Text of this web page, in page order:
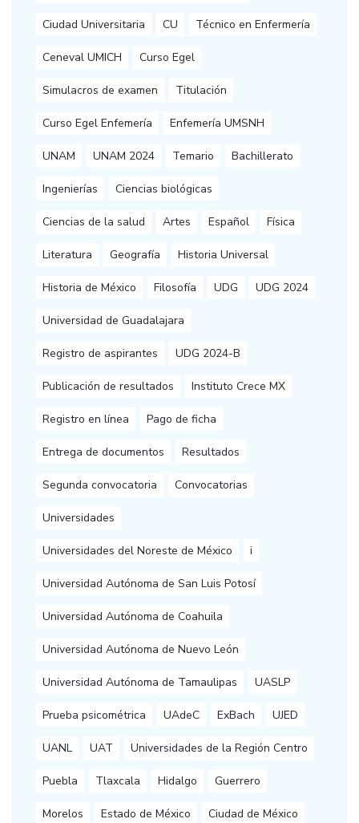
Ciudad Universitaria CU Técnico en Enfermería
Ceneval UMICH Curso Egel
Simulacros de examen Titulación
Curso Egel Enfemería Enfemería UMSNH
UNAM UNAM 2024 Temario Bachillerato
Ingenierías Ciencias biológicas
Ciencias de la salud Artes Español Física
Literatura Geografía Historia Universal
Historia de México Filosofía UDG UDG 2024
Universidad de Guadalajara
Registro de aspirantes UDG 2024-B
Publicación de resultados Instituto Crece MX
Registro en línea Pago de ficha
Entrega de documentos Resultados
Segunda convocatoria Convocatorias
Universidades
Universidades del Noreste de México i
Universidad Autónoma de San Luis Potosí
Universidad Autónoma de Coahuila
Universidad Autónoma de Nuevo León
Universidad Autónoma de Tamaulipas UASLP
Prueba psicométrica UAdeC ExBach UJED
UANL UAT Universidades de la Región Centro
Puebla Tlaxcala Hidalgo Guerrero
Morelos Estado de México Ciudad de México